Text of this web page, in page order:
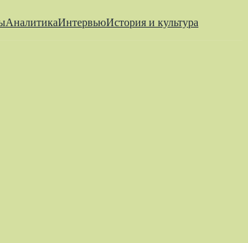
АналитикаИнтервьюИстория и культура